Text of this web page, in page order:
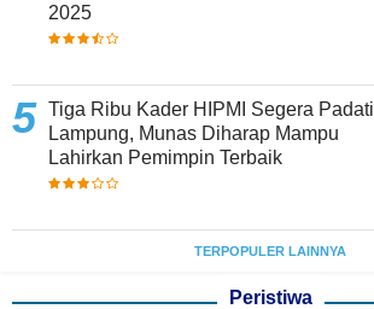
2025
Tiga Ribu Kader HIPMI Segera Padati
Lampung, Munas Diharap Mampu
Lahirkan Pemimpin Terbaik
TERPOPULER LAINNYA
Peristiwa